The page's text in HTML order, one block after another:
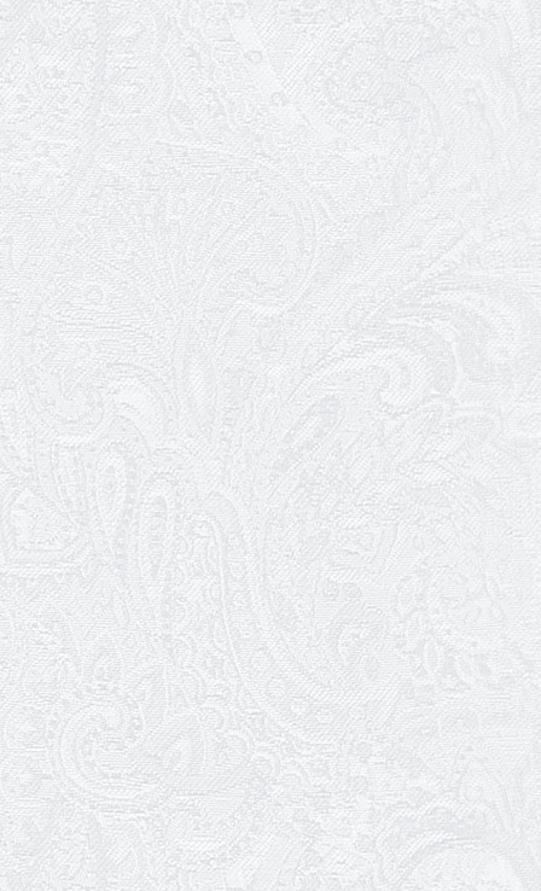
родина»!
02.04.2026
Запрошуємо на прем'єру вистави
«Божевільна родина»
01.04.2026
Трудовий ювілей Олени Корольової
27.03.2026
З Всесвітнім днем театру!
26.03.2026
Божевільна родина — 24 та 26 квітня
25.03.2026
Нам — 79!
17.03.2026
Зелене світло твого дозвілля
11.03.2026
Результати конкурсу
10.03.2026
Ювілей Тетяни Хамітової
03.03.2026
Ювілей Сергія Богаченка
02.03.2026
Результати конкурсу
27.02.2026
Ювілей Олександра Жигуліна